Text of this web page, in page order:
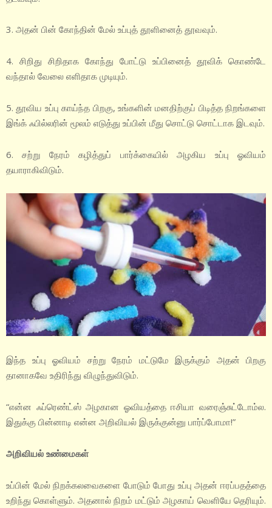
3. அதன் பின் கோந்தின் மேல் உப்புத் தூளினைத் தூவவும்.
4. சிறிது சிறிதாக கோந்து போட்டு உப்பினைத் தூவிக் கொண்டே
வந்தால் வேலை எளிதாக முடியும்.
5. தூவிய உப்பு காய்ந்த பிறகு, உங்களின் மனதிற்குப் பிடித்த நிறங்களை
இங்க் ஃபில்லரின் மூலம் எடுத்து உப்பின் மீது சொட்டு சொட்டாக இடவும்.
6. சற்று நேரம் கழித்துப் பார்க்கையில் அழகிய உப்பு ஓவியம்
தயாராகிவிடும்.
இந்த உப்பு ஓவியம் சற்று நேரம் மட்டுமே இருக்கும் அதன் பிறகு
தானாகவே உதிரிந்து விழுந்துவிடும்.
“என்ன ஃப்ரெண்ட்ஸ் அழகான ஓவியத்தை ஈசியா வரைஞ்சுட்டோம்ல.
இதுக்கு பின்னாடி என்ன அறிவியல் இருக்குன்னு பார்ப்போமா!”
அறிவியல் உண்மைகள்
உப்பின் மேல் நிறக்கலவைகளை போடும் போது உப்பு அதன் ஈரப்பதத்தை
உறிந்து கொள்ளும். அதனால் நிறம் மட்டும் அழகாய் வெளியே தெரியும்.